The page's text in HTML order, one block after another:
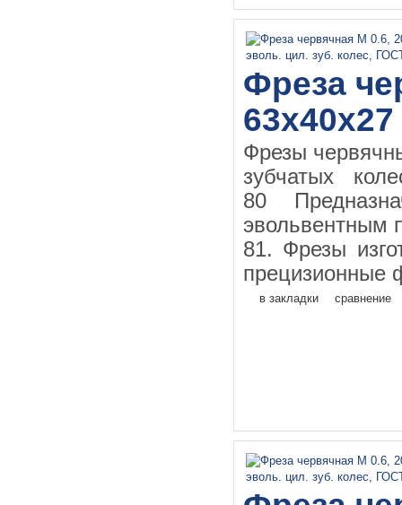
Фреза
Фрезы
зубчатых
80
эвольвентным
81. Фрезы
прецизионные
в закладки сравнение